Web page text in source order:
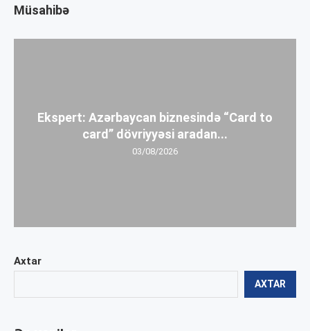
Axtar
AXTAR
Müsahibə
Ekspert: Azərbaycan biznesində “Card to
card” dövriyyəsi aradan...
03/08/2026